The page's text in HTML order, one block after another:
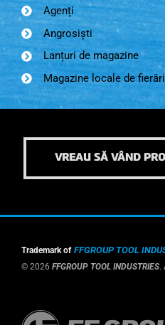
Agenți
Angrosiști
Lanțuri de magazine
Magazine locale de
VREAU SĂ VÂND
Trademark of FFGROUP TOOL
© 2026 FFGROUP TOOL INDUSTRIES.